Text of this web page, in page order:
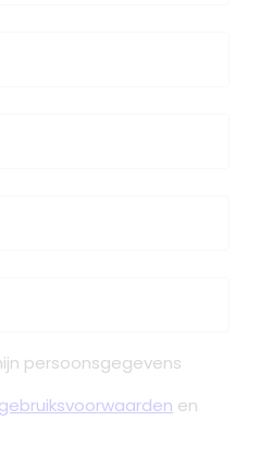
persoonsgegevens
gebruiksvoorwaarden en